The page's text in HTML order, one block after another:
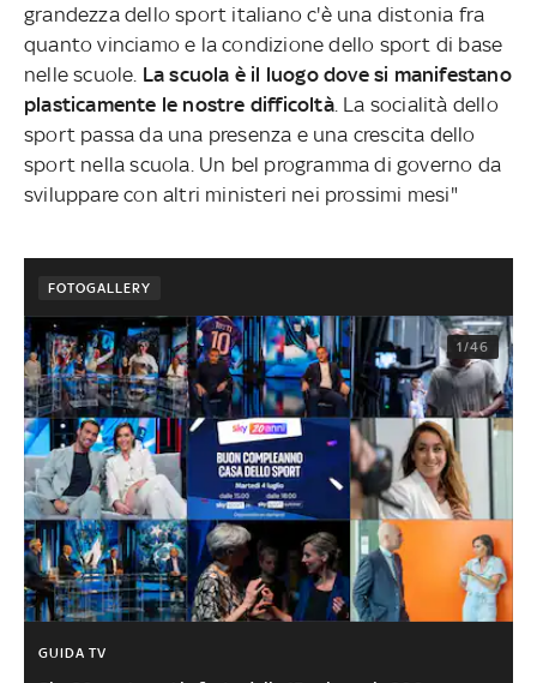
grandezza dello sport italiano c'è una distonia fra
quanto vinciamo e la condizione dello sport di base
nelle scuole. La scuola è il luogo dove si manifestano
plasticamente le nostre difficoltà. La socialità dello
sport passa da una presenza e una crescita dello
sport nella scuola. Un bel programma di governo da
sviluppare con altri ministeri nei prossimi mesi"
FOTOGALLERY
1/46
GUIDA TV